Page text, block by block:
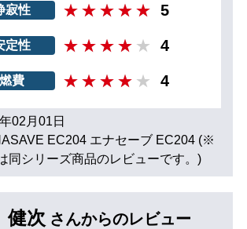
寂性 5
定性 4
燃費 4
02月01日
EC204 エナセーブ EC204 (※
同シリーズ商品のレビューです。)
次 さんからのレビュー